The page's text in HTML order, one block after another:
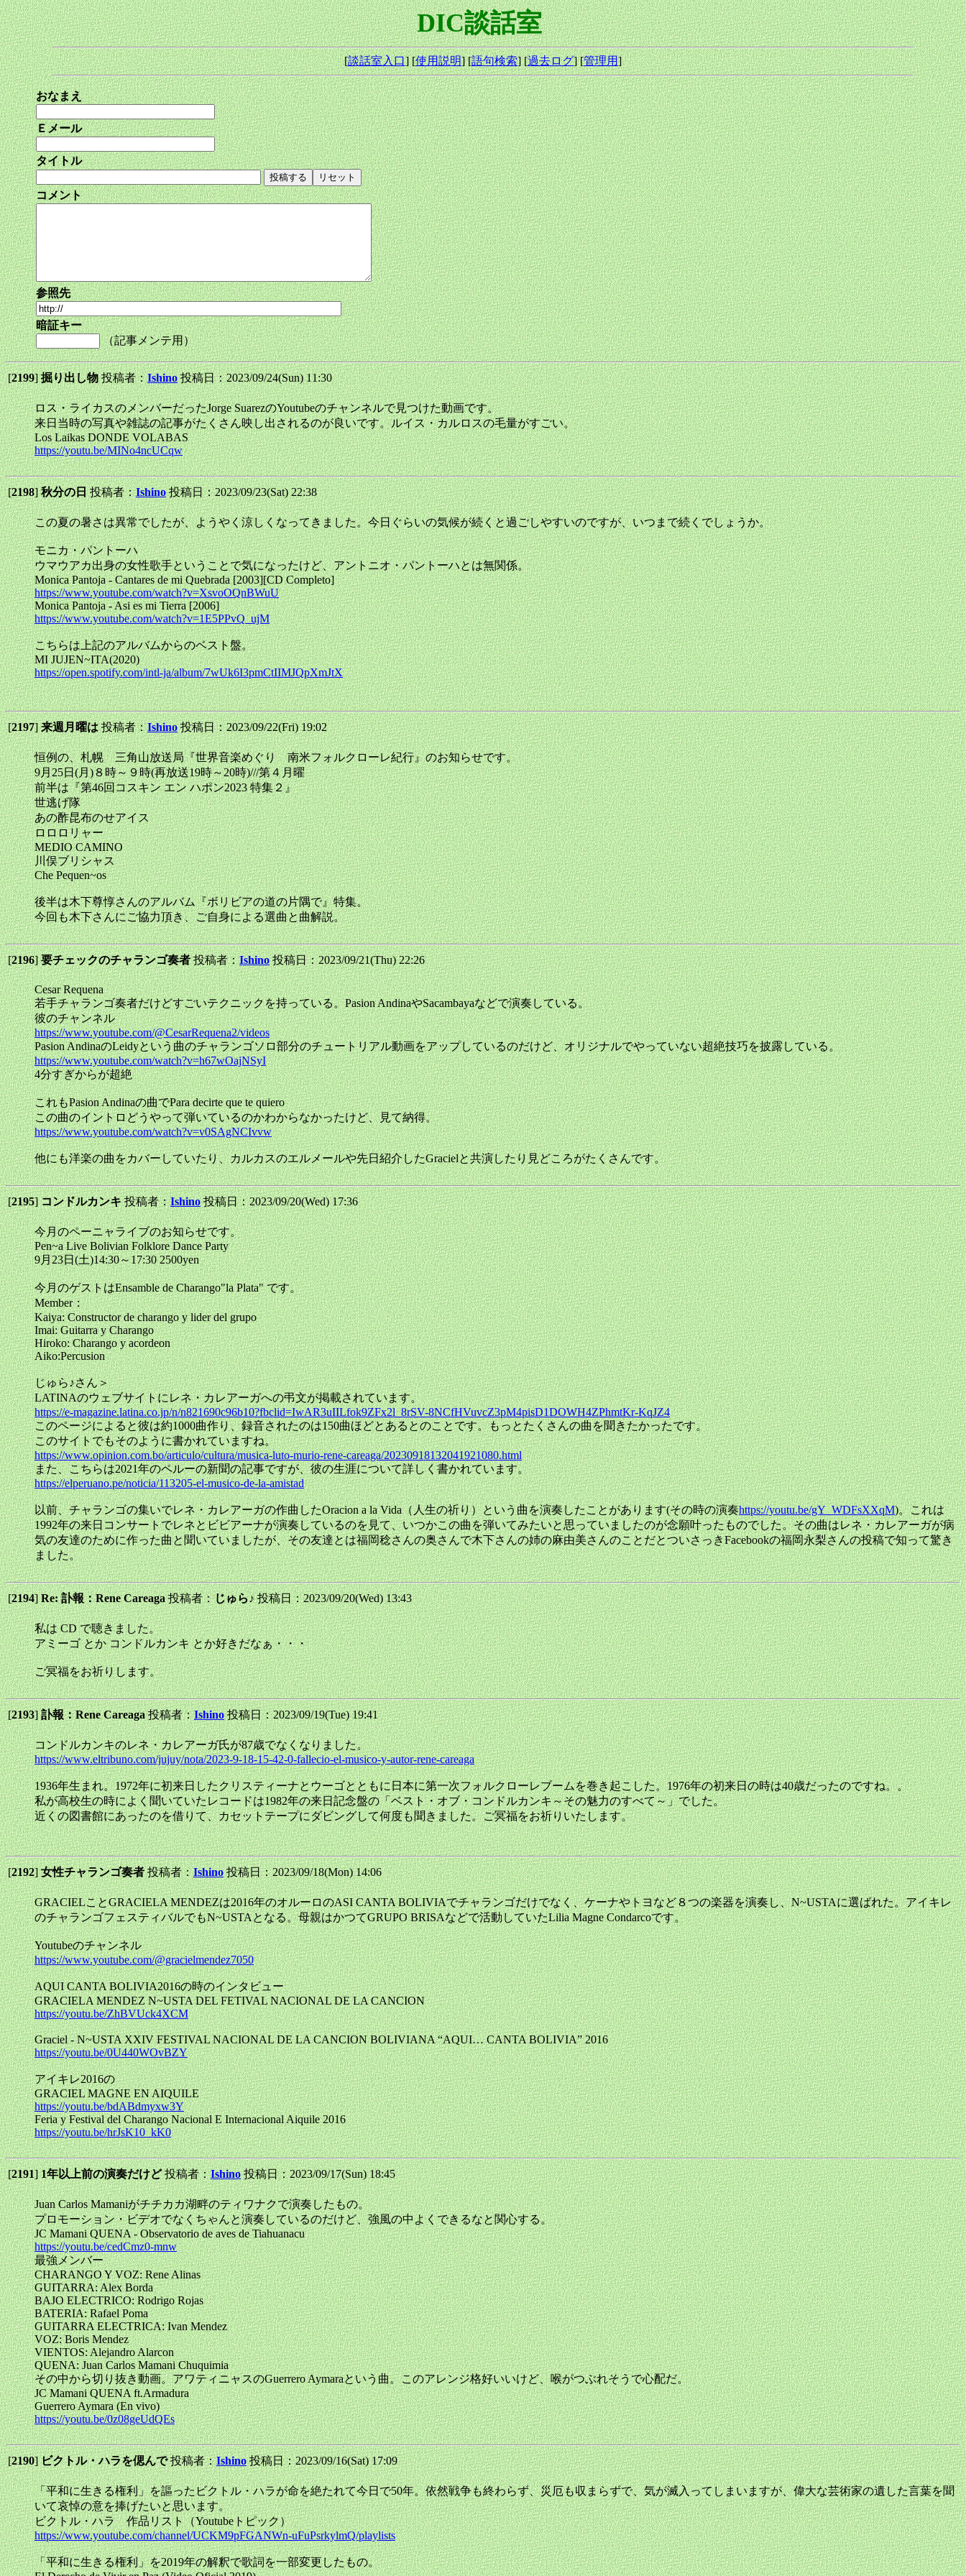
DIC談話室
[談話室入口] [使用説明] [語句検索] [過去ログ] [管理用]
おなまえ
Ｅメール
タイトル
コメント
参照先
暗証キー
（記事メンテ用）
[2199]掘り出し物投稿者：Ishino 投稿日：2023/09/24(Sun) 11:30
ロス・ライカスのメンバーだったJorge SuarezのYoutubeのチャンネルで見つけた動画です。
来日当時の写真や雑誌の記事がたくさん映し出されるのが良いです。ルイス・カルロスの毛量がすごい。
Los Laikas DONDE VOLABAS
https://youtu.be/MINo4ncUCqw
[2198]秋分の日投稿者：Ishino 投稿日：2023/09/23(Sat) 22:38
この夏の暑さは異常でしたが、ようやく涼しくなってきました。今日ぐらいの気候が続くと過ごしやすいのですが、いつまで続くでしょうか。
モニカ・パントーハ
ウマウアカ出身の女性歌手ということで気になったけど、アントニオ・パントーハとは無関係。
Monica Pantoja - Cantares de mi Quebrada [2003][CD Completo]
https://www.youtube.com/watch?v=XsvoOQnBWuU
Monica Pantoja - Asi es mi Tierra [2006]
https://www.youtube.com/watch?v=1E5PPvQ_ujM
こちらは上記のアルバムからのベスト盤。
MI JUJEN~ITA(2020)
https://open.spotify.com/intl-ja/album/7wUk6I3pmCtIIMJQpXmJtX
[2197]来週月曜は投稿者：Ishino 投稿日：2023/09/22(Fri) 19:02
恒例の、札幌 三角山放送局『世界音楽めぐり 南米フォルクローレ紀行』のお知らせです。
9月25日(月)８時～９時(再放送19時～20時)///第４月曜
前半は『第46回コスキン エン ハポン2023 特集２』
世逃げ隊
あの酢昆布のせアイス
ロロロリャー
MEDIO CAMINO
川俣ブリシャス
Che Pequen~os
後半は木下尊惇さんのアルバム『ボリビアの道の片隅で』特集。
今回も木下さんにご協力頂き、ご自身による選曲と曲解説。
[2196]要チェックのチャランゴ奏者投稿者：Ishino 投稿日：2023/09/21(Thu) 22:26
Cesar Requena
若手チャランゴ奏者だけどすごいテクニックを持っている。Pasion AndinaやSacambayaなどで演奏している。
彼のチャンネル
https://www.youtube.com/@CesarRequena2/videos
Pasion AndinaのLeidyという曲のチャランゴソロ部分のチュートリアル動画をアップしているのだけど、オリジナルでやっていない超絶技巧を披露している。
https://www.youtube.com/watch?v=h67wOajNSyI
4分すぎからが超絶
これもPasion Andinaの曲でPara decirte que te quiero
この曲のイントロどうやって弾いているのかわからなかったけど、見て納得。
https://www.youtube.com/watch?v=v0SAgNCIvvw
他にも洋楽の曲をカバーしていたり、カルカスのエルメールや先日紹介したGracielと共演したり見どころがたくさんです。
[2195]コンドルカンキ投稿者：Ishino 投稿日：2023/09/20(Wed) 17:36
今月のペーニャライブのお知らせです。
Pen~a Live Bolivian Folklore Dance Party
9月23日(土)14:30～17:30 2500yen
今月のゲストはEnsamble de Charango"la Plata" です。
Member：
Kaiya: Constructor de charango y lider del grupo
Imai: Guitarra y Charango
Hiroko: Charango y acordeon
Aiko:Percusion
じゅら♪さん＞
LATINAのウェブサイトにレネ・カレアーガへの弔文が掲載されています。
https://e-magazine.latina.co.jp/n/n821690c96b10?fbclid=IwAR3uIILfok9ZFx2l_8rSV-8NCfHVuvcZ3pM4pisD1DOWH4ZPhmtKr-KqJZ4
このページによると彼は約1000曲作り、録音されたのは150曲ほどとあるとのことです。もっとたくさんの曲を聞きたかったです。
このサイトでもそのように書かれていますね。
https://www.opinion.com.bo/articulo/cultura/musica-luto-murio-rene-careaga/20230918132041921080.html
また、こちらは2021年のペルーの新聞の記事ですが、彼の生涯について詳しく書かれています。
https://elperuano.pe/noticia/113205-el-musico-de-la-amistad
以前、チャランゴの集いでレネ・カレアーガの作曲したOracion a la Vida（人生の祈り）という曲を演奏したことがあります(その時の演奏https://youtu.be/gY_WDFsXXqM)。これは
1992年の来日コンサートでレネとビビアーナが演奏しているのを見て、いつかこの曲を弾いてみたいと思っていましたのが念願叶ったものでした。その曲はレネ・カレアーガが病
気の友達のために作った曲と聞いていましたが、その友達とは福岡稔さんの奥さんで木下さんの姉の麻由美さんのことだとついさっきFacebookの福岡永梨さんの投稿で知って驚き
ました。
[2194]Re: 訃報：Rene Careaga投稿者：じゅら♪投稿日：2023/09/20(Wed) 13:43
私は CD で聴きました。
アミーゴ とか コンドルカンキ とか好きだなぁ・・・
ご冥福をお祈りします。
[2193]訃報：Rene Careaga投稿者：Ishino 投稿日：2023/09/19(Tue) 19:41
コンドルカンキのレネ・カレアーガ氏が87歳でなくなりました。
https://www.eltribuno.com/jujuy/nota/2023-9-18-15-42-0-fallecio-el-musico-y-autor-rene-careaga
1936年生まれ。1972年に初来日したクリスティーナとウーゴとともに日本に第一次フォルクローレブームを巻き起こした。1976年の初来日の時は40歳だったのですね。。
私が高校生の時によく聞いていたレコードは1982年の来日記念盤の「ベスト・オブ・コンドルカンキ～その魅力のすべて～」でした。
近くの図書館にあったのを借りて、カセットテープにダビングして何度も聞きました。ご冥福をお祈りいたします。
[2192]女性チャランゴ奏者投稿者：Ishino 投稿日：2023/09/18(Mon) 14:06
GRACIELことGRACIELA MENDEZは2016年のオルーロのASI CANTA BOLIVIAでチャランゴだけでなく、ケーナやトヨなど８つの楽器を演奏し、N~USTAに選ばれた。アイキレ
のチャランゴフェスティバルでもN~USTAとなる。母親はかつてGRUPO BRISAなどで活動していたLilia Magne Condarcoです。
Youtubeのチャンネル
https://www.youtube.com/@gracielmendez7050
AQUI CANTA BOLIVIA2016の時のインタビュー
GRACIELA MENDEZ N~USTA DEL FETIVAL NACIONAL DE LA CANCION
https://youtu.be/ZhBVUck4XCM
Graciel - N~USTA XXIV FESTIVAL NACIONAL DE LA CANCION BOLIVIANA “AQUI… CANTA BOLIVIA” 2016
https://youtu.be/0U440WOvBZY
アイキレ2016の
GRACIEL MAGNE EN AIQUILE
https://youtu.be/bdABdmyxw3Y
Feria y Festival del Charango Nacional E Internacional Aiquile 2016
https://youtu.be/hrJsK10_kK0
[2191]1年以上前の演奏だけど投稿者：Ishino 投稿日：2023/09/17(Sun) 18:45
Juan Carlos Mamaniがチチカカ湖畔のティワナクで演奏したもの。
プロモーション・ビデオでなくちゃんと演奏しているのだけど、強風の中よくできるなと関心する。
JC Mamani QUENA - Observatorio de aves de Tiahuanacu
https://youtu.be/cedCmz0-mnw
最強メンバー
CHARANGO Y VOZ: Rene Alinas
GUITARRA: Alex Borda
BAJO ELECTRICO: Rodrigo Rojas
BATERIA: Rafael Poma
GUITARRA ELECTRICA: Ivan Mendez
VOZ: Boris Mendez
VIENTOS: Alejandro Alarcon
QUENA: Juan Carlos Mamani Chuquimia
その中から切り抜き動画。アワティニャスのGuerrero Aymaraという曲。このアレンジ格好いいけど、喉がつぶれそうで心配だ。
JC Mamani QUENA ft.Armadura
Guerrero Aymara (En vivo)
https://youtu.be/0z08geUdQEs
[2190]ビクトル・ハラを偲んで投稿者：Ishino 投稿日：2023/09/16(Sat) 17:09
「平和に生きる権利」を謳ったビクトル・ハラが命を絶たれて今日で50年。依然戦争も終わらず、災厄も収まらずで、気が滅入ってしまいますが、偉大な芸術家の遺した言葉を聞
いて哀悼の意を捧げたいと思います。
ビクトル・ハラ 作品リスト（Youtubeトピック）
https://www.youtube.com/channel/UCKM9pFGANWn-uFuPsrkylmQ/playlists
「平和に生きる権利」を2019年の解釈で歌詞を一部変更したもの。